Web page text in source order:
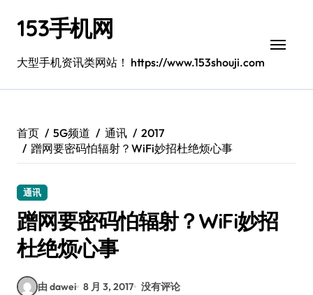
153手机网
大型手机资讯类网站！ https://www.153shouji.com
首页 5G频道 通讯
2017
蹭网要密码怕辐射？WiFi妙招杜绝烦心事
通讯
蹭网要密码怕辐射？WiFi妙招
杜绝烦心事
由 dawei 8 月 3, 2017 没有评论